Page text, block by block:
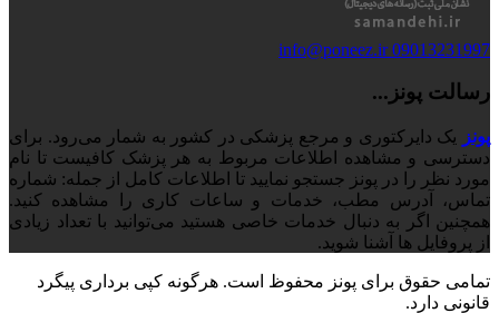
09013231997
info@poneez.ir
رسالت پونز...
پونز
یک دایرکتوری و مرجع پزشکی در کشور به شمار می‌رود. برای
دسترسی و مشاهده اطلاعات مربوط به هر پزشک کافیست تا نام
مورد نظر را در پونز جستجو نمایید تا اطلاعات کامل از جمله: شماره
تماس، آدرس مطب، خدمات و ساعات کاری را مشاهده کنید.
همچنین اگر به دنبال خدمات خاصی هستید می‌توانید با تعداد زیادی
از پروفایل ها آشنا شوید.
تمامی حقوق برای پونز محفوظ است. هرگونه کپی برداری پیگرد
قانونی دارد.